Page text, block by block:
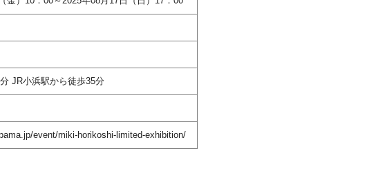
JR小浜駅から徒歩35分
event/miki-horikoshi-limited-exhibition/